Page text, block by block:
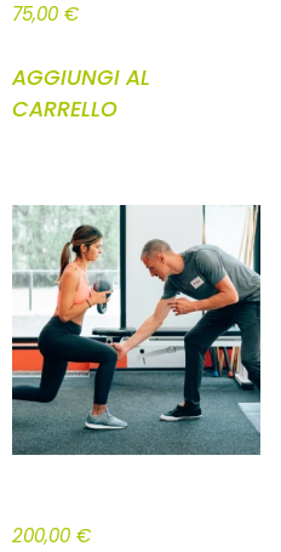
75,00 €
AGGIUNGI AL
CARRELLO
200,00 €